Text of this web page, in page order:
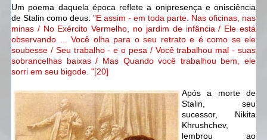
Um poema daquela época reflete a onipresença e onisciência
de Stalin como deus: "E assim - em toda parte. Nas oficinas, nas
minas / No Exército Vermelho, no jardim de infância / Ele está
observando ... Você olha para o seu retrato e é como se ele
soubesse / Seu trabalho - e o pesa / Você trabalhou mal - suas
sobrancelhas baixas / Mas Quando você trabalhou bem, ele
sorri em seu bigode. "[20]
Após a morte de
Stalin, seu
sucessor, Nikita
Khrushchev,
lembrou ao